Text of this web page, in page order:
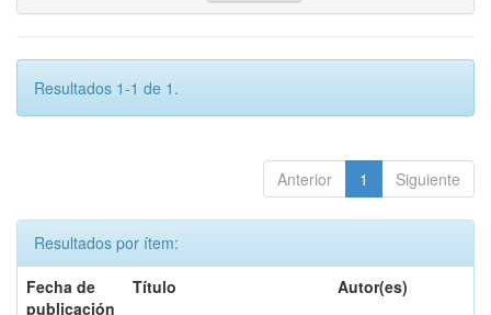
Resultados 1-1 de 1.
Anterior 1 Siguiente
Resultados por ítem:
Fecha de
publicación
Título Autor(es)